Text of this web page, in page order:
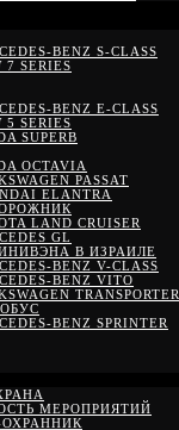
BENZ S-CLASS
7 SERIES
BENZ E-CLASS
5 SERIES
SUPERB
OCTAVIA
PASSAT
ELANTRA
LAND CRUISER
GL
В ИЗРАИЛЕ
BENZ V-CLASS
BENZ VITO
TRANSPORTER
BENZ SPRINTER
МЕРОПРИЯТИЙ